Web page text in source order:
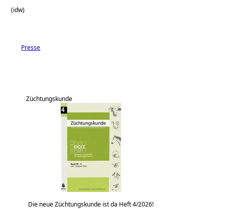
(idw)
Presse
Züchtungskunde
Die neue Züchtungskunde ist da Heft 4/2026!